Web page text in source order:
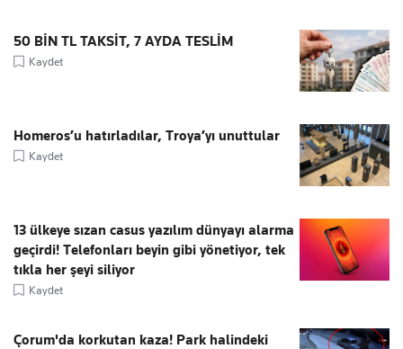
50 BİN TL TAKSİT, 7 AYDA TESLİM
Kaydet
Homeros’u hatırladılar, Troya’yı unuttular
Kaydet
13 ülkeye sızan casus yazılım dünyayı alarma
geçirdi! Telefonları beyin gibi yönetiyor, tek
tıkla her şeyi siliyor
Kaydet
Çorum'da korkutan kaza! Park halindeki